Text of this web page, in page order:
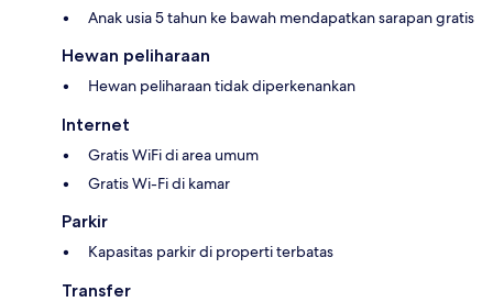
Anak usia 5 tahun ke bawah mendapatkan sarapan gratis
Hewan peliharaan
Hewan peliharaan tidak diperkenankan
Internet
Gratis WiFi di area umum
Gratis Wi-Fi di kamar
Parkir
Kapasitas parkir di properti terbatas
Transfer